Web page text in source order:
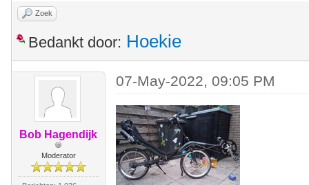
Zoek
Bedankt door: Hoekie
Bob Hagendijk
Moderator
07-May-2022, 09:05 PM